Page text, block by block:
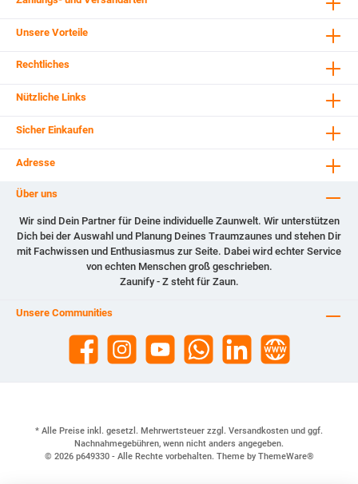
Unsere Vorteile
Rechtliches
Nützliche Links
Sicher Einkaufen
Adresse
Über uns
Wir sind Dein Partner für Deine individuelle Zaunwelt. Wir unterstützen
Dich bei der Auswahl und Planung Deines Traumzaunes und stehen Dir
mit Fachwissen und Enthusiasmus zur Seite. Dabei wird echter Service
von echten Menschen groß geschrieben.
Zaunify - Z steht für Zaun.
Unsere Communities
* Alle Preise inkl. gesetzl. Mehrwertsteuer zzgl. Versandkosten und ggf.
Nachnahmegebühren, wenn nicht anders angegeben.
© 2026 p649330 - Alle Rechte vorbehalten. Theme by ThemeWare®